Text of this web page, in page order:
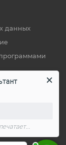
данных
ЗВОНОК
печатает...